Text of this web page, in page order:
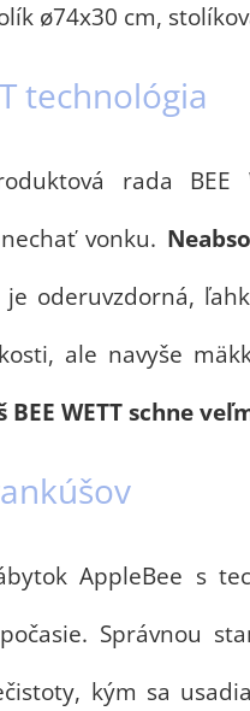
ø74x30 cm,
technológia
rada
vonku.
oderuvzdorná,
ale navyše
BEE WETT schne
AppleBee s
Správnou
kým sa